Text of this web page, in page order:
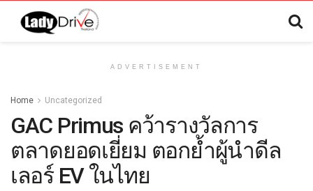
ADVERTISEMENT
Home Uncategorized
GAC Primus คว้ารางวัลการ
ตลาดยอดเยี่ยม ตอกย้ำผู้นำดีล
เลอร์ EV ในไทย